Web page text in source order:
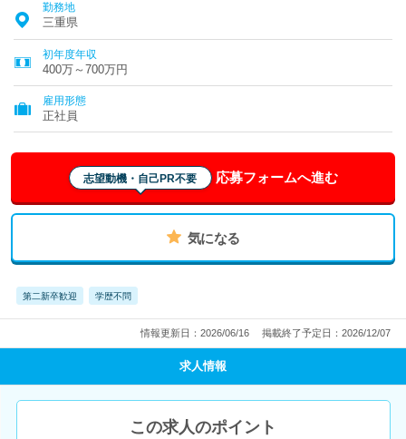
勤務地
三重県
初年度年収
400万～700万円
雇用形態
正社員
志望動機・自己PR不要 応募フォームへ進む
気になる
第二新卒歓迎 学歴不問
情報更新日：2026/06/16 掲載終了予定日：2026/12/07
求人情報
この求人のポイント